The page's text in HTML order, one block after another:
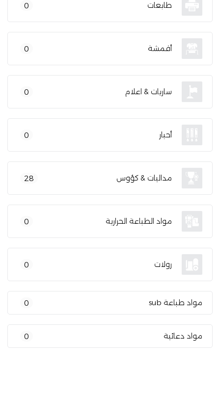
طابعات 0
أقمشة 0
ساريات & اعلام 0
أحبار 0
مداليات & كؤوس 28
مواد الطباعة الحرارية 0
رولات 0
مواد طباعة sub 0
مواد دعائية 0